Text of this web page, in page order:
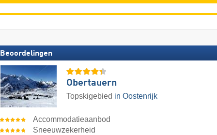
Beoordelingen
Obertauern
Topskigebied in Oostenrijk
Accommodatieaanbod
Sneeuwzekerheid